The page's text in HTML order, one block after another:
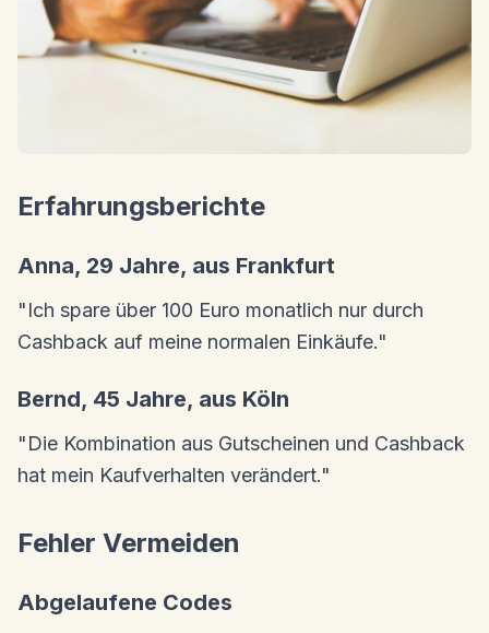
Erfahrungsberichte
Anna, 29 Jahre, aus Frankfurt
"Ich spare über 100 Euro monatlich nur durch
Cashback auf meine normalen Einkäufe."
Bernd, 45 Jahre, aus Köln
"Die Kombination aus Gutscheinen und Cashback
hat mein Kaufverhalten verändert."
Fehler Vermeiden
Abgelaufene Codes